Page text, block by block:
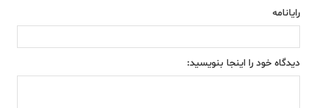
رایانامه
دیدگاه خود را اینجا بنویسید: